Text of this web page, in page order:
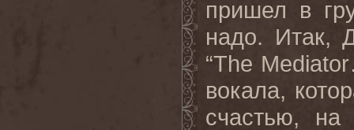
пришел в
надо. Итак,
“The
вокала,
счастью, на